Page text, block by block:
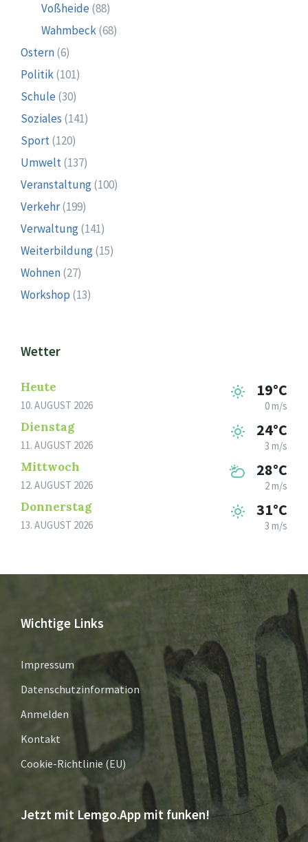
Voßheide (88)
Wahmbeck(68)
Ostern(6)
Politik(101)
Schule (30)
Soziales (141)
Sport(120)
Umwelt(137)
Veranstaltung(100)
Verkehr(199)
Verwaltung(141)
Weiterbildung(15)
Wohnen(27)
Workshop (13)
Wetter
Heute
10. AUGUST 2026
19°C
0 m/s
Dienstag
11. AUGUST 2026
24°C
3 m/s
Mittwoch
12. AUGUST 2026
28°C
2 m/s
Donnerstag
13. AUGUST 2026
31°C
3 m/s
Wichtige Links
Impressum
Datenschutzinformation
Anmelden
Kontakt
Cookie-Richtlinie (EU)
Jetzt mit Lemgo.App mit funken!